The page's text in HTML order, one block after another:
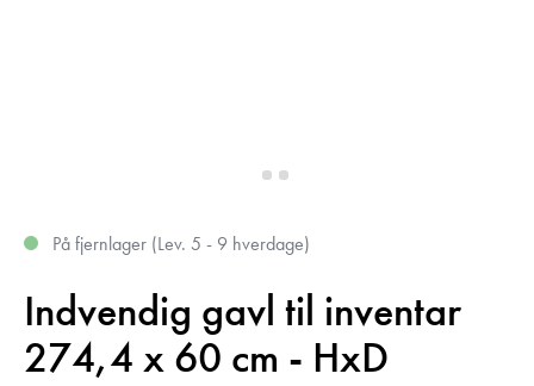
På fjernlager (Lev. 5 - 9 hverdage)
Indvendig gavl til inventar
274,4 x 60 cm - HxD